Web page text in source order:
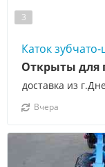
3
Каток
доставка из
Открыты для
Вчера